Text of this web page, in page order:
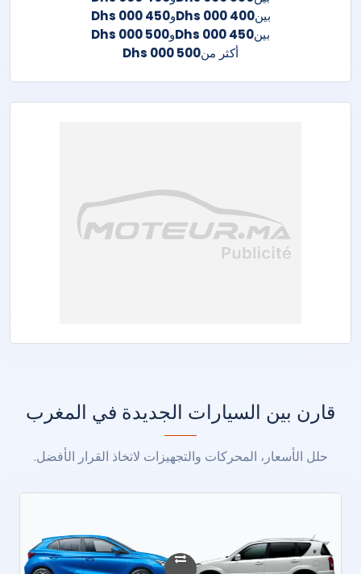
بين400 000 Dhs و450 000 Dhs
بين450 000 Dhs و500 000 Dhs
أكثر من500 000 Dhs
قارن بين السيارات الجديدة في المغرب
حلل الأسعار، المحركات والتجهيزات لاتخاذ القرار الأفضل.